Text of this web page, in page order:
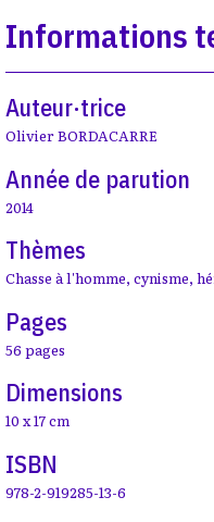
Informations
Auteur·trice
Olivier BORDACARRE
Année de parution
2014
Thèmes
Chasse à l'homme, cynisme,
Pages
56 pages
Dimensions
10 x 17 cm
ISBN
978-2-919285-13-6